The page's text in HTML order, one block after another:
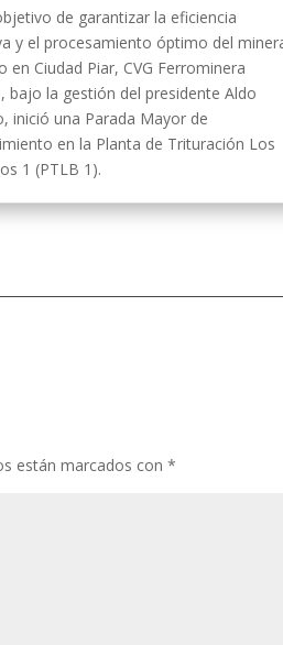
de garantizar la eficiencia
y el procesamiento óptimo del
en Ciudad Piar, CVG Ferrominera
bajo la gestión del presidente Aldo
inició una Parada Mayor de
en la Planta de Trituración Los
1 (PTLB 1).
están marcados con*